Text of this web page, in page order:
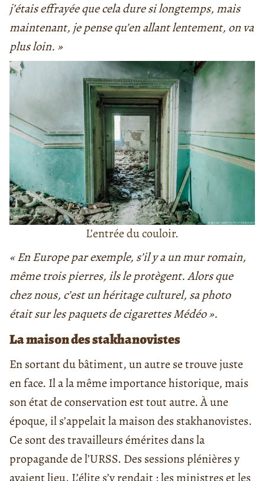
j’étais effrayée que cela dure si longtemps, mais
maintenant, je pense qu’en allant lentement, on va
plus loin. »
L’entrée du couloir.
« En Europe par exemple, s’il y a un mur romain,
même trois pierres, ils le protègent. Alors que
chez nous, c’est un héritage culturel, sa photo
était sur les paquets de cigarettes Médéo ».
La maison des stakhanovistes
En sortant du bâtiment, un autre se trouve juste
en face. Il a la même importance historique, mais
son état de conservation est tout autre. À une
époque, il s’appelait la maison des stakhanovistes.
Ce sont des travailleurs émérites dans la
propagande de l’URSS. Des sessions plénières y